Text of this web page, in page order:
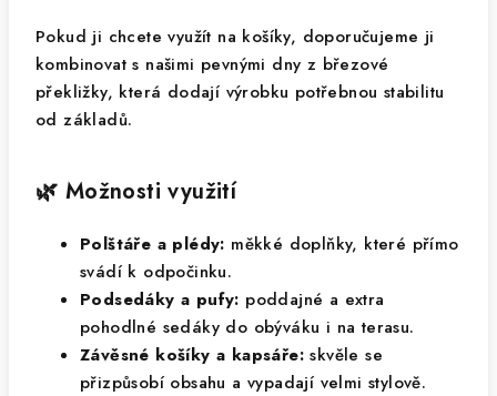
Pokud ji chcete využít na košíky, doporučujeme ji
kombinovat s našimi pevnými dny z březové
překližky, která dodají výrobku potřebnou stabilitu
od základů.
🌿 Možnosti využití
Polštáře a plédy: měkké doplňky, které přímo
svádí k odpočinku.
Podsedáky a pufy: poddajné a extra
pohodlné sedáky do obýváku i na terasu.
Závěsné košíky a kapsáře: skvěle se
přizpůsobí obsahu a vypadají velmi stylově.